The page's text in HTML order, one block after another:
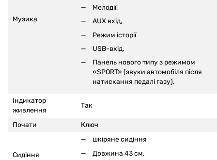
Музика
Мелодії,
AUX вхід,
Режим історії
USB-вхід,
Панель нового типу з режимом
«SPORT» (звуки автомобіля після
натискання педалі газу),
Індикатор
живлення
Так
Почати Ключ
Сидіння
шкіряне сидіння
Довжина 43 см,